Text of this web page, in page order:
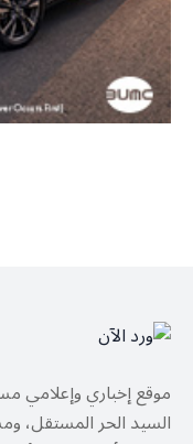
موقع إخباري وإعلامي
السيد الحر المستقل،